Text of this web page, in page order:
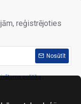
reģistrējoties
Nosūtīt
politika ,